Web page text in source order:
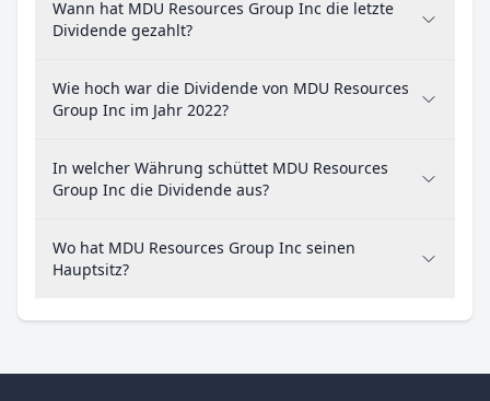
Wann hat MDU Resources Group Inc die letzte
Dividende gezahlt?
Wie hoch war die Dividende von MDU Resources
Group Inc im Jahr 2022?
In welcher Währung schüttet MDU Resources
Group Inc die Dividende aus?
Wo hat MDU Resources Group Inc seinen
Hauptsitz?